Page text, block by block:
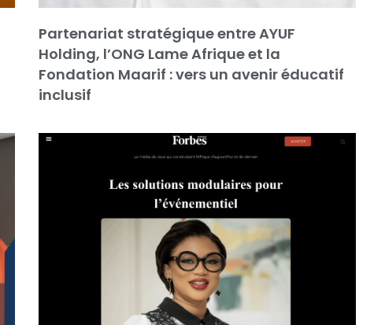
Partenariat stratégique entre AYUF
Holding, l’ONG Lame Afrique et la
Fondation Maarif : vers un avenir éducatif
inclusif